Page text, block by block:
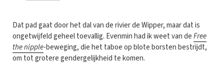
Dat pad gaat door het dal van de rivier de Wipper, maar dat is
ongetwijfeld geheel toevallig. Evenmin had ik weet van deFree
the nipple-beweging, die het taboe op blote borsten bestrijdt,
om tot grotere gendergelijkheid te komen.